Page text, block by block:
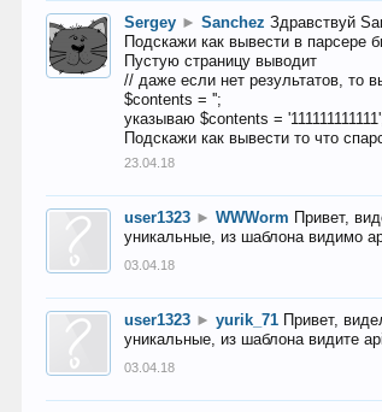
Sergey ► Sanchez Здравствуй
Подскажи как вывести в парсере
Пустую страницу выводит
// даже если нет результатов, то
$contents = '';
указываю $contents =
Подскажи как вывести то что
23.04.18
user1323 ► WWWorm Привет,
уникальные, из шаблона видимо
03.04.18
user1323 ► yurik_71 Привет,
уникальные, из шаблона видите
03.04.18